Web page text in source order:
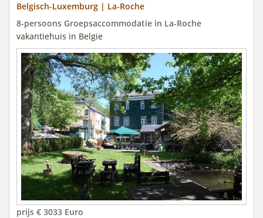
Belgisch-Luxemburg | La-Roche
8-persoons Groepsaccommodatie in La-Roche
vakantiehuis in Belgie
prijs € 3033 Euro